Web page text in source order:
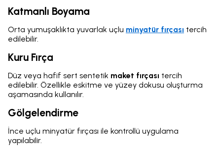
Katmanlı Boyama
Orta yumuşaklıkta yuvarlak uçlu minyatür fırçası tercih
edilebilir.
Kuru Fırça
Düz veya hafif sert sentetik maket fırçası tercih
edilebilir. Özellikle eskitme ve yüzey dokusu oluşturma
aşamasında kullanılır.
Gölgelendirme
İnce uçlu minyatür fırçası ile kontrollü uygulama
yapılabilir.